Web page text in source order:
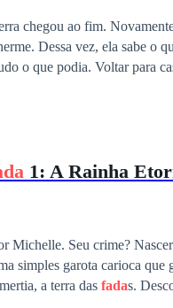
permitir-se deixar a vida humana, seus
Dessa vez, ela sabe o
tão complicado, exceto por sua magia,
de Lammertia por disputas
1: A Rainha
Michelle está prestes a ter sua vida virada de
simples garota carioca
a terra das fada s.